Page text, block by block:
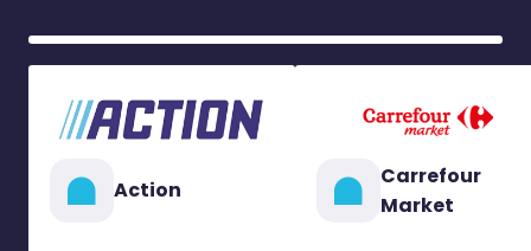
Action
Carrefour
Market